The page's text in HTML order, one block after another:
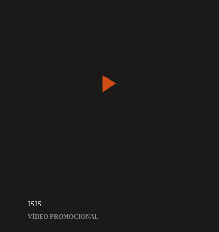
ISIS
VÍDEO PROMOCIONAL